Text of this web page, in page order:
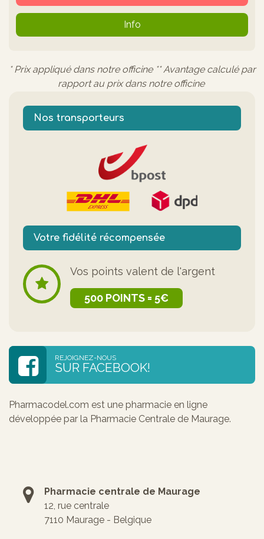
Info
* Prix appliqué dans notre officine ** Avantage calculé par
rapport au prix dans notre officine
Nos transporteurs
Votre fidélité récompensée
Vos points valent de l'argent
500 POINTS = 5€
REJOIGNEZ-NOUS
SUR FACEBOOK!
Pharmacodel.com est une pharmacie en ligne
développée par la Pharmacie Centrale de Maurage.
Pharmacie centrale de Maurage
12, rue centrale
7110 Maurage - Belgique